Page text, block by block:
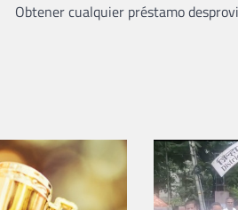
Obtener cualquier préstamo